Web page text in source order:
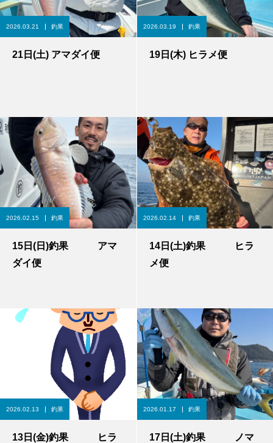
2026.03.21 釣果
21日(土) アマダイ便
2026.03.19 釣果
19日(木) ヒラメ便
2026.02.15 釣果
15日(日)釣果 アマ
ダイ便
2026.02.14 釣果
14日(土)釣果 ヒラ
メ便
2026.02.13 釣果
13日(金)釣果 ヒラ
2026.01.17 釣果
17日(土)釣果 ノマ